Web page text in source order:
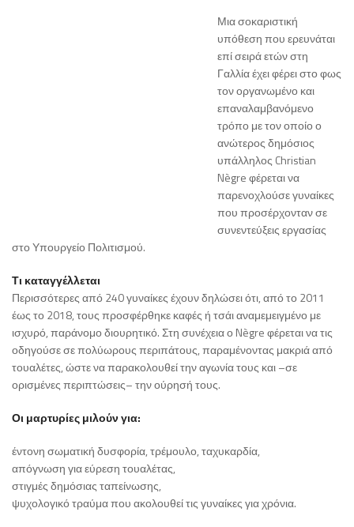
Μια σοκαριστική
υπόθεση που ερευνάται
επί σειρά ετών στη
Γαλλία έχει φέρει στο φως
τον οργανωμένο και
επαναλαμβανόμενο
τρόπο με τον οποίο ο
ανώτερος δημόσιος
υπάλληλος Christian
Nègre φέρεται να
παρενοχλούσε γυναίκες
που προσέρχονταν σε
συνεντεύξεις εργασίας
στο Υπουργείο Πολιτισμού.
Τι καταγγέλλεται
Περισσότερες από 240 γυναίκες έχουν δηλώσει ότι, από το 2011
έως το 2018, τους προσφέρθηκε καφές ή τσάι αναμεμειγμένο με
ισχυρό, παράνομο διουρητικό. Στη συνέχεια ο Nègre φέρεται να τις
οδηγούσε σε πολύωρους περιπάτους, παραμένοντας μακριά από
τουαλέτες, ώστε να παρακολουθεί την αγωνία τους και –σε
ορισμένες περιπτώσεις– την ούρησή τους.
Οι μαρτυρίες μιλούν για:
έντονη σωματική δυσφορία, τρέμουλο, ταχυκαρδία,
απόγνωση για εύρεση τουαλέτας,
στιγμές δημόσιας ταπείνωσης,
ψυχολογικό τραύμα που ακολουθεί τις γυναίκες για χρόνια.